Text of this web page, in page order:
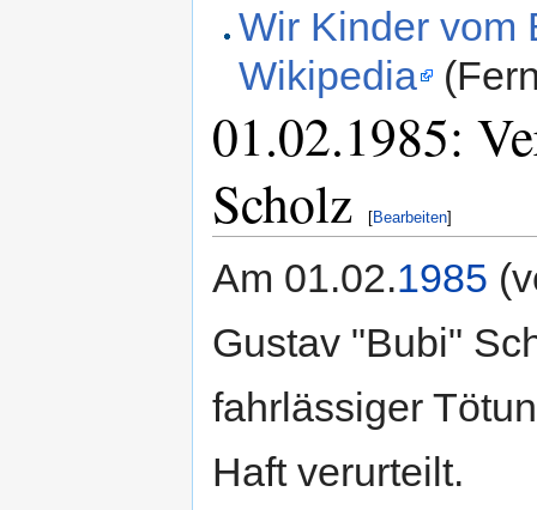
Wir Kinder vom
Wikipedia
01.02.1985:
Scholz
[Bearbeiten]
Am 01.02.1985
Gustav "Bubi"
fahrlässiger
Haft verurteilt.